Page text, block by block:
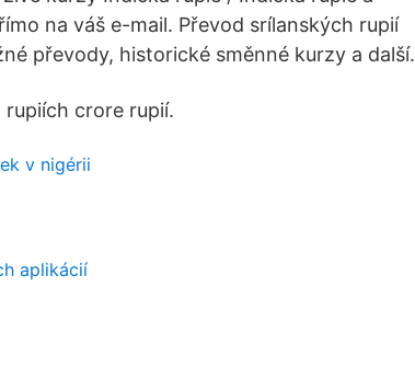
na váš e-mail. Převod srílanských rupií
převody, historické směnné kurzy a další.
crore rupií.
v nigérii
aplikácií